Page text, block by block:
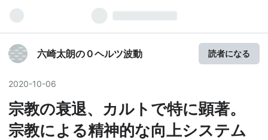
六崎太朗の０ヘルツ波動 読者になる
2020-10-06
宗教の衰退、カルトで特に顕著。
宗教による精神的な向上システム